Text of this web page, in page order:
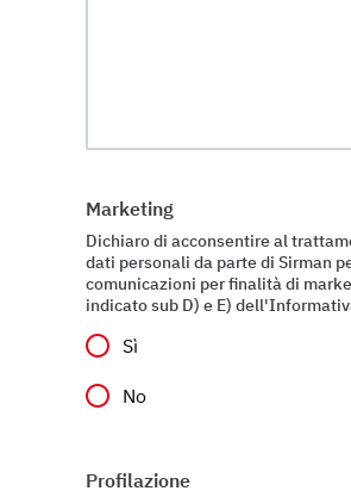
Marketing
Dichiaro di acconsentire al
dati personali da parte di Sirman
comunicazioni per finalità di
indicato sub D) e E)
Sì
No
Profilazione